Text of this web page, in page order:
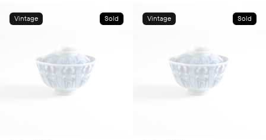
Vintage Sold Vintage Sold